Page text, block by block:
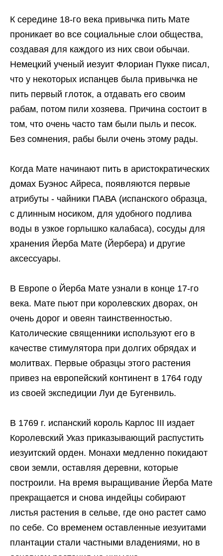
К середине 18-го века привычка пить Мате
проникает во все социальные слои общества,
создавая для каждого из них свои обычаи.
Немецкий ученый иезуит Флориан Пукке писал,
что у некоторых испанцев была привычка не
пить первый глоток, а отдавать его своим
рабам, потом пили хозяева. Причина состоит в
том, что очень часто там были пыль и песок.
Без сомнения, рабы были очень этому рады.
Когда Мате начинают пить в аристократических
домах Буэнос Айреса, появляются первые
атрибуты - чайники ПАВА (испанского образца,
с длинным носиком, для удобного подлива
воды в узкое горлышко калабаса), сосуды для
хранения Йерба Мате (Йербера) и другие
аксессуары.
В Европе о Йерба Мате узнали в конце 17-го
века. Мате пьют при королевских дворах, он
очень дорог и овеян таинственностью.
Католические священники используют его в
качестве стимулятора при долгих обрядах и
молитвах. Первые образцы этого растения
привез на европейский континент в 1764 году
из своей экспедиции Луи де Бугенвиль.
В 1769 г. испанский король Карлос III издает
Королевский Указ приказывающий распустить
иезуитский орден. Монахи медленно покидают
свои земли, оставляя деревни, которые
построили. На время выращивание Йерба Mате
прекращается и снова индейцы собирают
листья растения в сельве, где оно растет само
по себе. Со временем оставленные иезуитами
плантации стали частными владениями, но в